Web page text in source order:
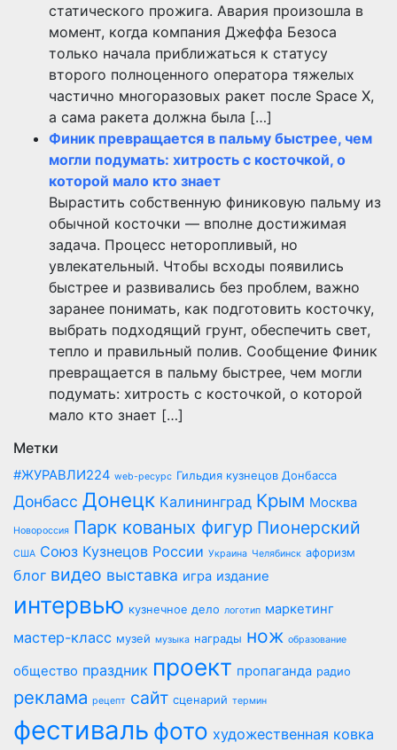
статического прожига. Авария произошла в
момент, когда компания Джеффа Безоса
только начала приближаться к статусу
второго полноценного оператора тяжелых
частично многоразовых ракет после Space X,
а сама ракета должна была […]
Финик превращается в пальму быстрее, чем
могли подумать: хитрость с косточкой, о
которой мало кто знает
Вырастить собственную финиковую пальму из
обычной косточки — вполне достижимая
задача. Процесс неторопливый, но
увлекательный. Чтобы всходы появились
быстрее и развивались без проблем, важно
заранее понимать, как подготовить косточку,
выбрать подходящий грунт, обеспечить свет,
тепло и правильный полив. Сообщение Финик
превращается в пальму быстрее, чем могли
подумать: хитрость с косточкой, о которой
мало кто знает […]
Метки
#ЖУРАВЛИ224 web-ресурс Гильдия кузнецов Донбасса
Донбасс Донецк Калининград Крым Москва
Новороссия Парк кованых фигур Пионерский
США Союз Кузнецов России Украина Челябинск афоризм
блог видео выставка игра издание
интервью кузнечное дело логотип маркетинг
мастер-класс музей музыка награды нож образование
общество праздник проект пропаганда радио
реклама рецепт сайт сценарий термин
фестиваль фото художественная ковка